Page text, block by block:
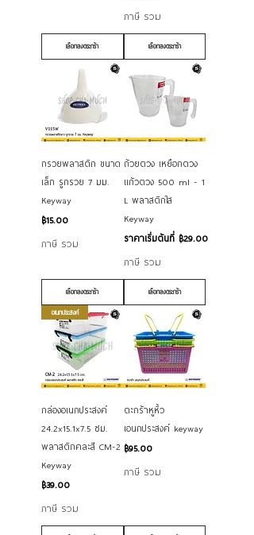
เลือกลงตระกร้า
ภาษี รวม
เลือกลงตระกร้า
กรวยพลาสติก ขนาด
เล็ก รูกรวย 7 มม.
Keyway
ราคา
฿15.00
ภาษี รวม
เลือกลงตระกร้า
ถ้วยตวง เหยือกตวง
แก้วตวง 500 ml - 1
L พลาสติกใส
Keyway
ราคาเริ่มต้นที่ ฿29.00
ราคาขายลด
ภาษี รวม
เลือกลงตระกร้า
อเนกประสงค์
กล่องอเนกประสงค์
24.2x15.1x7.5 ซม.
พลาสติกคละสี CM-2
Keyway
ราคา
฿39.00
ภาษี รวม
ตะกร้าหูหิ้ว
เอนกประสงค์ keyway
ราคา
฿95.00
ภาษี รวม